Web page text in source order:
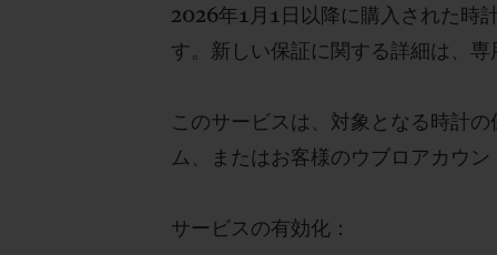
2026年1 月 1 日以降に購入された時
す。 新しい保証に関する詳細は、
このサービスは、対象となる時計
ム、またはお客様のウブロアカウ
サービスの有効化：